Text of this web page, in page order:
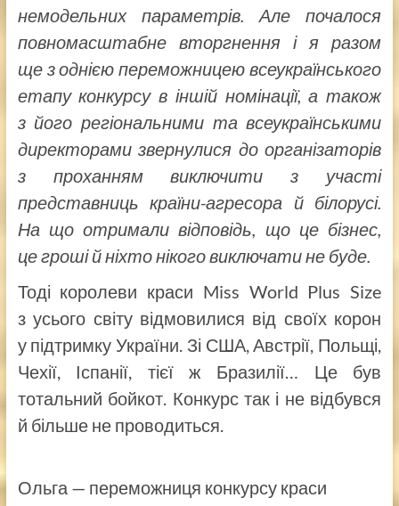
немодельних параметрів. Але почалося
повномасштабне вторгнення і я разом
ще з однією переможницею всеукраїнського
етапу конкурсу в іншій номінації, а також
з його регіональними та всеукраїнськими
директорами звернулися до організаторів
з проханням виключити з участі
представниць країни-агресора й білорусі.
На що отримали відповідь, що це бізнес,
це гроші й ніхто нікого виключати не буде.
Тоді королеви краси Miss World Plus Size
з усього світу відмовилися від своїх корон
у підтримку України. Зі США, Австрії, Польщі,
Чехії, Іспанії, тієї ж Бразилії… Це був
тотальний бойкот. Конкурс так і не відбувся
й більше не проводиться.
Ольга — переможниця конкурсу краси